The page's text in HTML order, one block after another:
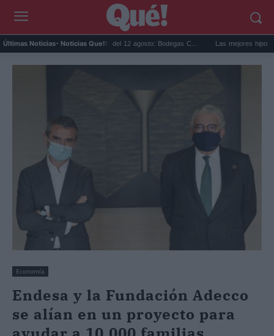
Últimas Noticias- Noticias Que!:
Eclipse solar en Cariñena del 12 agosto: Bodegas C... Las mejores hipotecas de
Economía
Endesa y la Fundación Adecco
se alían en un proyecto para